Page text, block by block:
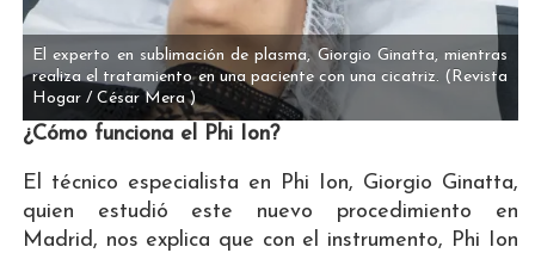
El experto en sublimación de plasma, Giorgio Ginatta, mientras
realiza el tratamiento en una paciente con una cicatriz. (Revista
Hogar / César Mera )
¿Cómo funciona el Phi Ion?
El técnico especialista en Phi Ion, Giorgio Ginatta,
quien estudió este nuevo procedimiento en
Madrid, nos explica que con el instrumento, Phi Ion